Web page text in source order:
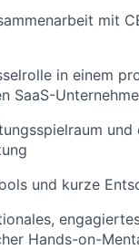
mit
in einem
SaaS-
und
und kurze
Hands-on-